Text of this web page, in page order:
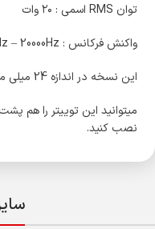
توان RMS اسمی : ۲۰ وات
واکنش فرکانس : 3300Hz – 20000Hz
این نسخه در اندازه 24 میلی متری عرضه می گردد.
میتوانید این توییتر را هم
نصب کنید.